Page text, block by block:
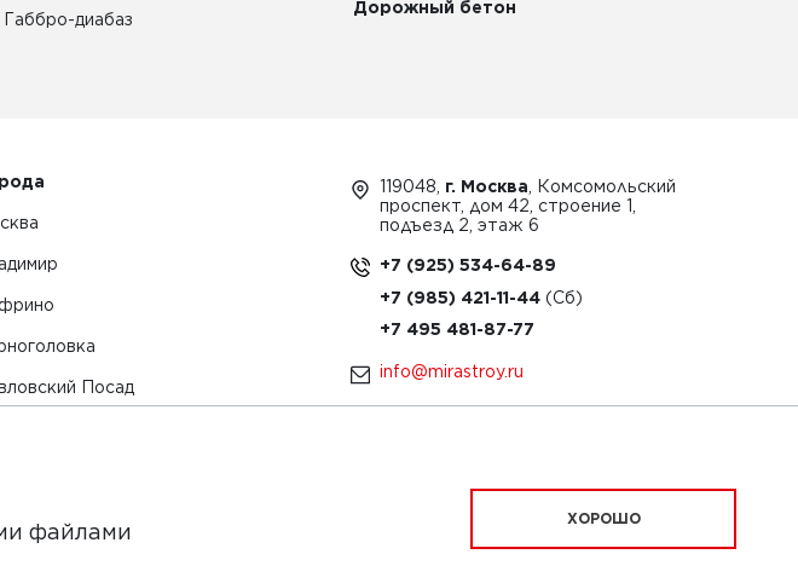
Габбро-диабаз
Дорожный бетон
Посад
119048, г. Москва , Комсомольский
проспект, дом 42, строение 1,
подъезд 2, этаж 6
+7 (925) 534-64-89
+7 (985) 421-11-44
+7 495 481-87-77
info@mirastroy.ru
исключительно информационный характер и ни при каких условиях
файлами
ХОРОШО